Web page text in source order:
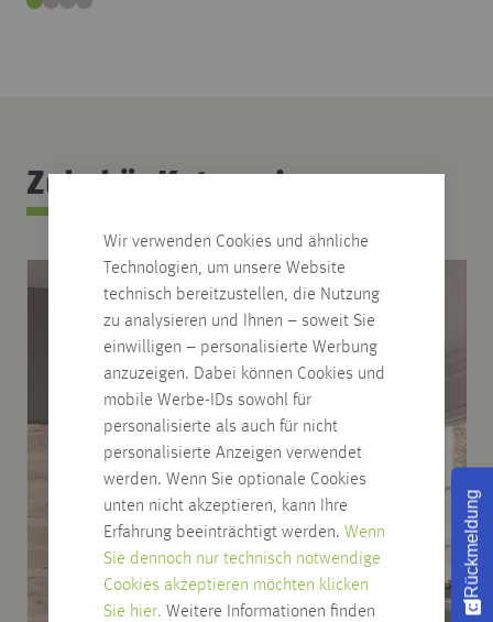
Wir verwenden Cookies und ähnliche
Technologien, um unsere Website
technisch bereitzustellen, die Nutzung
zu analysieren und Ihnen – soweit Sie
einwilligen – personalisierte Werbung
anzuzeigen. Dabei können Cookies und
mobile Werbe-IDs sowohl für
personalisierte als auch für nicht
personalisierte Anzeigen verwendet
werden. Wenn Sie optionale Cookies
unten nicht akzeptieren, kann Ihre
Erfahrung beeinträchtigt werden. Wenn
Sie dennoch nur technisch notwendige
Cookies akzeptieren möchten klicken
Sie hier. Weitere Informationen finden
Zubehör Kategorie
Rückmeldung